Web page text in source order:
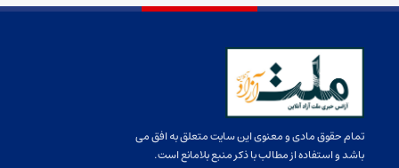
تمام حقوق مادی و معنوی این سایت متعلق به افق می
باشد و استفاده از مطالب با ذکر منبع بلامانع است.